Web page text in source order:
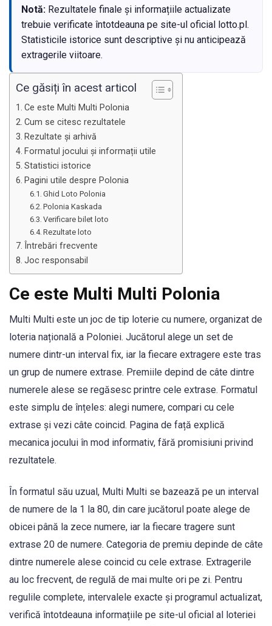
Notă: Rezultatele finale și informațiile actualizate
trebuie verificate întotdeauna pe site-ul oficial lotto.pl.
Statisticile istorice sunt descriptive și nu anticipează
extragerile viitoare.
Ce găsiți în acest articol
Ce este Multi Multi Polonia
Cum se citesc rezultatele
Rezultate și arhivă
Formatul jocului și informații utile
Statistici istorice
Pagini utile despre Polonia
Ghid Loto Polonia
Polonia Kaskada
Verificare bilet loto
Rezultate loto
Întrebări frecvente
Joc responsabil
Ce este Multi Multi Polonia
Multi Multi este un joc de tip loterie cu numere, organizat de
loteria națională a Poloniei. Jucătorul alege un set de
numere dintr-un interval fix, iar la fiecare extragere este tras
un grup de numere extrase. Premiile depind de câte dintre
numerele alese se regăsesc printre cele extrase. Formatul
este simplu de înțeles: alegi numere, compari cu cele
extrase și vezi câte coincid. Pagina de față explică
mecanica jocului în mod informativ, fără promisiuni privind
rezultatele.
În formatul său uzual, Multi Multi se bazează pe un interval
de numere de la 1 la 80, din care jucătorul poate alege de
obicei până la zece numere, iar la fiecare tragere sunt
extrase 20 de numere. Categoria de premiu depinde de câte
dintre numerele alese coincid cu cele extrase. Extragerile
au loc frecvent, de regulă de mai multe ori pe zi. Pentru
regulile complete, intervalele exacte și programul actualizat,
verifică întotdeauna informațiile pe site-ul oficial al loteriei